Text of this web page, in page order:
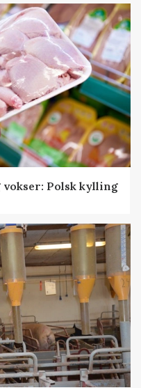
Polsk kylling